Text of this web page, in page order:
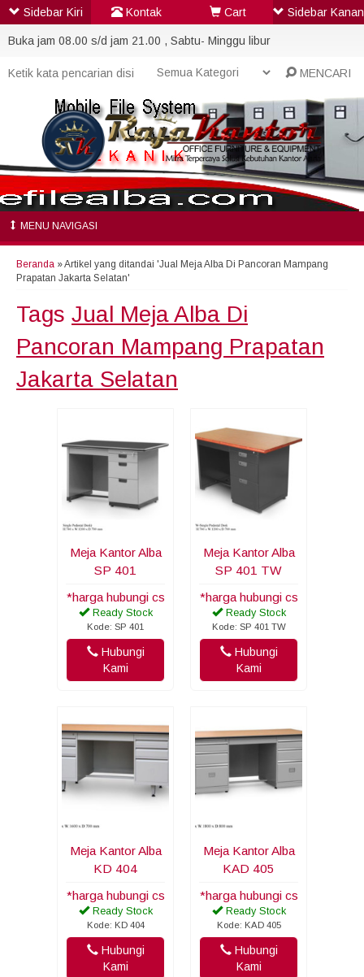
Buka jam 08.00 s/d jam 21.00 , Sabtu- Minggu libur
MENCARI
MENU NAVIGASI
Beranda »Artikel yang ditandai 'Jual Meja Alba Di Pancoran Mampang
Prapatan Jakarta Selatan'
Tags Jual Meja Alba Di
Pancoran Mampang Prapatan
Jakarta Selatan
Meja Kantor Alba
SP 401
*harga hubungi cs
Ready Stock
Kode: SP 401
Hubungi
Kami
Meja Kantor Alba
SP 401 TW
*harga hubungi cs
Ready Stock
Kode: SP 401 TW
Hubungi
Kami
Meja Kantor Alba
KD 404
*harga hubungi cs
Ready Stock
Kode: KD 404
Hubungi
Kami
Meja Kantor Alba
KAD 405
*harga hubungi cs
Ready Stock
Kode: KAD 405
Hubungi
Kami
Sidebar Kiri Kontak Cart Sidebar Kanan